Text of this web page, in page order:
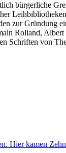
bürgerliche
zur Gründung
Rolland,
Schriften von